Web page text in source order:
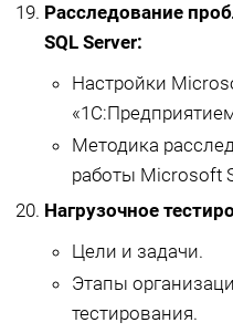
Расследование
SQL Server:
Настройки
Методика
работы Microsoft
Нагрузочное
Цели и задачи.
Этапы
тестирования.